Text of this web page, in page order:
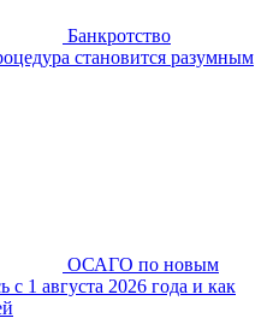
Банкротство
становится разумным
ОСАГО по новым
с 1 августа 2026 года и как